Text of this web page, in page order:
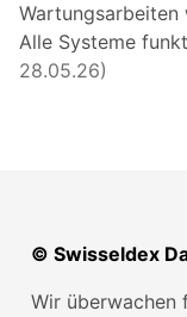
Alle Systeme
28.05.26)
© Swisseldex
Wir überwachen